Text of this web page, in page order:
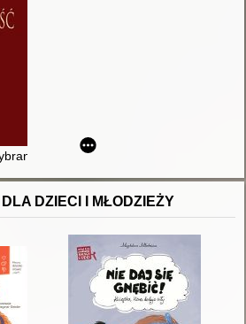
europejskie ujęcia filozoficzne i
DZIECI I MŁODZIEŻY